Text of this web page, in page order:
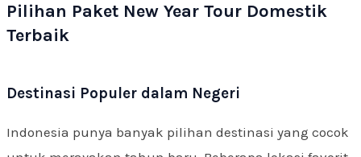
Pilihan Paket New Year Tour Domestik
Terbaik
Destinasi Populer dalam Negeri
Indonesia punya banyak pilihan destinasi yang cocok